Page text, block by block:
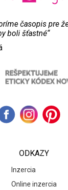
časopis pre
boli šťastné“
ODKAZY
Inzercia
Online inzercia